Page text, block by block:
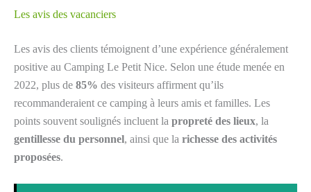
Les avis des vacanciers
Les avis des clients témoignent d’une expérience généralement
positive au Camping Le Petit Nice. Selon une étude menée en
2022, plus de 85% des visiteurs affirment qu’ils
recommanderaient ce camping à leurs amis et familles. Les
points souvent soulignés incluent la propreté des lieux, la
gentillesse du personnel, ainsi que la richesse des activités
proposées.